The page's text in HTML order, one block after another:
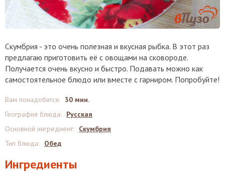
Скумбрия - это очень полезная и вкусная рыбка. В этот раз
предлагаю приготовить её с овощами на сковороде.
Получается очень вкусно и быстро. Подавать можно как
самостоятельное блюдо или вместе с гарниром. Попробуйте!
Ингредиенты
Вам понадобится:
30 мин.
География блюда:
Русская
Основной ингредиент:
Скумбрия
Тип блюда: Обед